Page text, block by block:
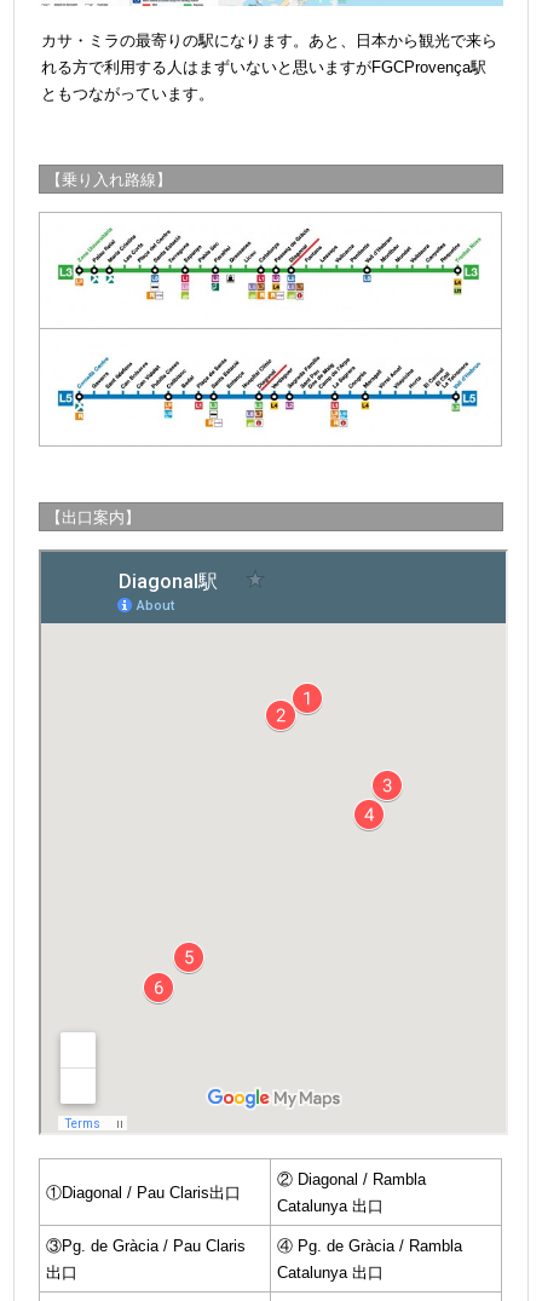
カサ・ミラの最寄りの駅になります。あと、日本から観光で来ら
れる方で利用する人はまずいないと思いますがFGCProvença駅
ともつながっています。
【乗り入れ路線】
【出口案内】
①Diagonal / Pau Claris出口
② Diagonal / Rambla
Catalunya 出口
③Pg. de Gràcia / Pau Claris
出口
④ Pg. de Gràcia / Rambla
Catalunya 出口